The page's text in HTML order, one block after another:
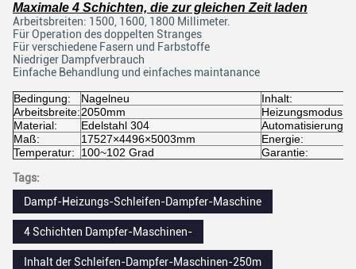
Maximale 4 Schichten, die zur gleichen Zeit laden
Arbeitsbreiten: 1500, 1600, 1800 Millimeter.
Für Operation des doppelten Stranges
Für verschiedene Fasern und Farbstoffe
Niedriger Dampfverbrauch
Einfache Behandlung und einfaches maintanance
Bedingung: Nagelneu Inhalt:
Arbeitsbreite:2050mm Heizungsmodus:
Material:
Edelstahl 304 Automatisierung:
Maß:
17527×4496×5003mm Energie:
Temperatur:
100~102 Grad Garantie:
Tags:
Dampf-Heizungs-Schleifen-Dampfer-Maschine
4 Schichten Dampfer-Maschinen-
Inhalt der Schleifen-Dampfer-Maschinen-250m